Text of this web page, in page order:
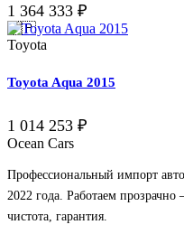
1 364 333 ₽
🇯🇵
Toyota
Toyota Aqua 2015
1 014 253 ₽
Ocean Cars
Профессиональный импорт
2022 года. Работаем
чистота, гарантия.